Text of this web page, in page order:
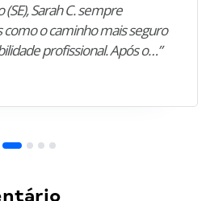
Sarah C. sempre
o caminho mais seguro
profissional. Após o…”